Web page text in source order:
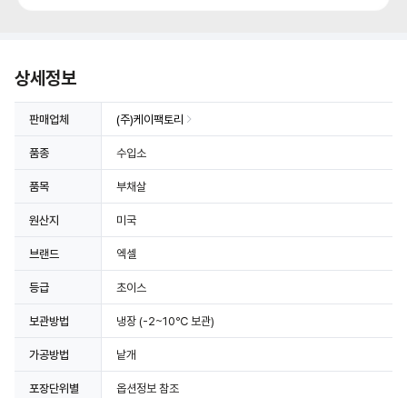
상세정보
판매업체 (주)케이팩토리
품종 수입소
품목 부채살
원산지 미국
브랜드 엑셀
등급 초이스
보관방법 냉장 (-2~10℃ 보관)
가공방법 낱개
포장단위별
옵션정보 참조